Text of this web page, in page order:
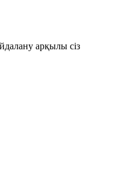
арқылы сіз